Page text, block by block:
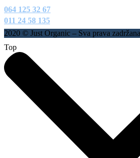
064 125 32 67
011 24 58 135
2020 © Just Organic – Sva prava
Top